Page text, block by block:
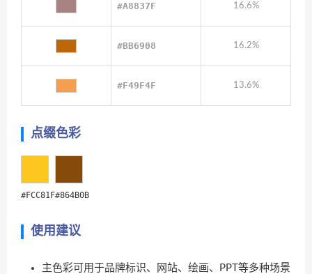
#A8837F 16.6%
#BB6908 16.2%
#F49F4F 13.6%
点缀色彩
#FCC81F#864B0B
使用建议
主色彩可用于品牌标识、网站、绘画、PPT等多种场景